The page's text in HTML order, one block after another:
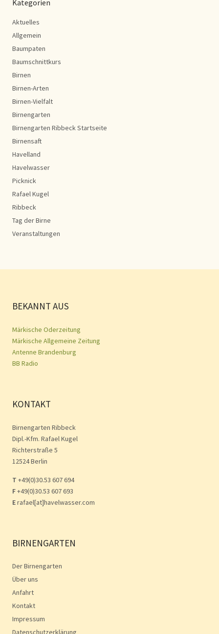
Kategorien
Aktuelles
Allgemein
Baumpaten
Baumschnittkurs
Birnen
Birnen-Arten
Birnen-Vielfalt
Birnengarten
Birnengarten Ribbeck Startseite
Birnensaft
Havelland
Havelwasser
Picknick
Rafael Kugel
Ribbeck
Tag der Birne
Veranstaltungen
BEKANNT AUS
Märkische Oderzeitung
Märkische Allgemeine Zeitung
Antenne Brandenburg
BB Radio
KONTAKT
Birnengarten Ribbeck
Dipl.-Kfm. Rafael Kugel
Richterstraße 5
12524 Berlin
T +49(0)30.53 607 694
F+49(0)30.53 607 693
Erafael[at]havelwasser.com
BIRNENGARTEN
Der Birnengarten
Über uns
Anfahrt
Kontakt
Impressum
Datenschutzerklärung